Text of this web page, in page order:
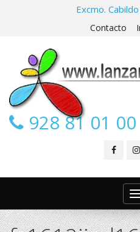
Excmo.
Contacto
928 81 01 00